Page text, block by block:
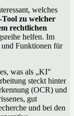
welches
zu welcher
rechtlichen
helfen. Im
Funktionen für
was als „KI"
steckt hinter
(OCR) und
gut
und bei den